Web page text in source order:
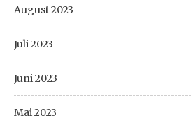
August 2023
Juli 2023
Juni 2023
Mai 2023